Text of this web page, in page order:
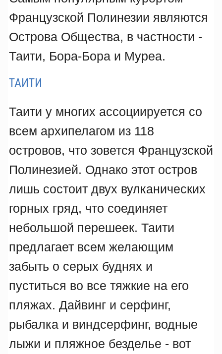
Французской Полинезии являются
Острова Общества, в частности -
Таити, Бора-Бора и Муреа.
ТАИТИ
Таити у многих ассоциируется со
всем архипелагом из 118
островов, что зовется Французской
Полинезией. Однако этот остров
лишь состоит двух вулканических
горных гряд, что соединяет
небольшой перешеек. Таити
предлагает всем желающим
забыть о серых буднях и
пуститься во все тяжкие на его
пляжах. Дайвинг и серфинг,
рыбалка и виндсерфинг, водные
лыжи и пляжное безделье - вот